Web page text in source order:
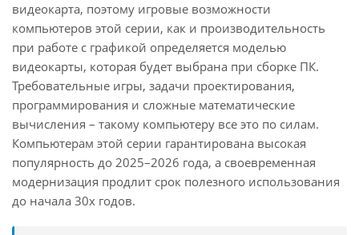
видеокарта, поэтому игровые возможности
компьютеров этой серии, как и производительность
при работе с графикой определяется моделью
видеокарты, которая будет выбрана при сборке ПК.
Требовательные игры, задачи проектирования,
программирования и сложные математические
вычисления – такому компьютеру все это по силам.
Компьютерам этой серии гарантирована высокая
популярность до 2025–2026 года, а своевременная
модернизация продлит срок полезного использования
до начала 30х годов.